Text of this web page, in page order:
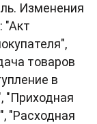
Изменения
"Акт
товаров
в
"Приходная
"Расходная